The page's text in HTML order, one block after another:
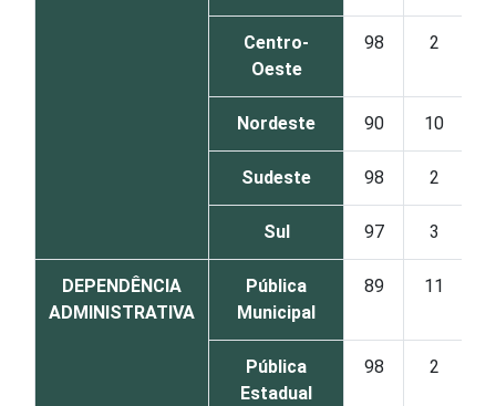
Centro-
Oeste
98 2
Nordeste 90 10
Sudeste 98 2
Sul 97 3
DEPENDÊNCIA
ADMINISTRATIVA
Pública
Municipal
89 11
Pública
Estadual
98 2